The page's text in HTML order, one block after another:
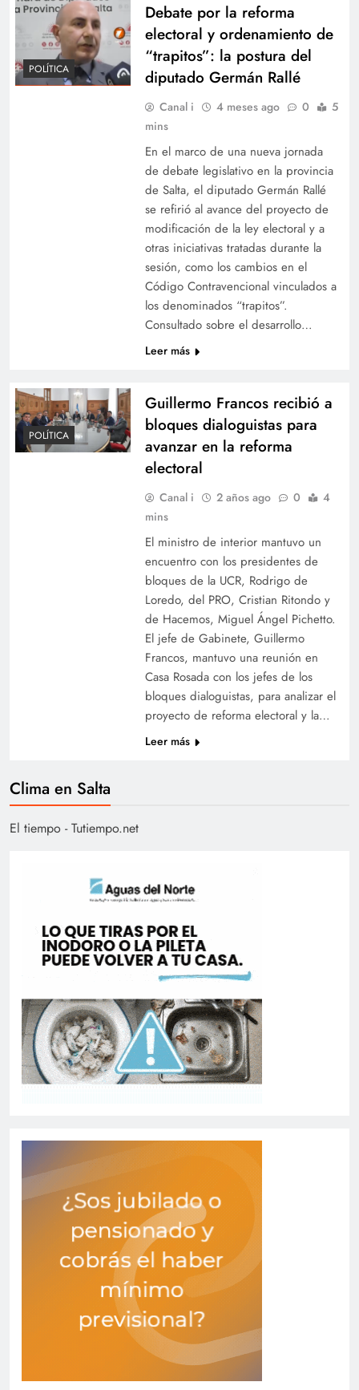
POLÍTICA
Debate por la reforma
electoral y ordenamiento de
“trapitos”: la postura del
diputado Germán Rallé
Canal i 4 meses ago 0
5
mins
En el marco de una nueva jornada
de debate legislativo en la provincia
de Salta, el diputado Germán Rallé
se refirió al avance del proyecto de
modificación de la ley electoral y a
otras iniciativas tratadas durante la
sesión, como los cambios en el
Código Contravencional vinculados a
los denominados “trapitos”.
Consultado sobre el desarrollo…
Leer más
POLÍTICA
Guillermo Francos recibió a
bloques dialoguistas para
avanzar en la reforma
electoral
Canal i 2 años ago 0
4
mins
El ministro de interior mantuvo un
encuentro con los presidentes de
bloques de la UCR, Rodrigo de
Loredo, del PRO, Cristian Ritondo y
de Hacemos, Miguel Ángel Pichetto.
El jefe de Gabinete, Guillermo
Francos, mantuvo una reunión en
Casa Rosada con los jefes de los
bloques dialoguistas, para analizar el
proyecto de reforma electoral y la…
Leer más
Clima en Salta
El tiempo - Tutiempo.net